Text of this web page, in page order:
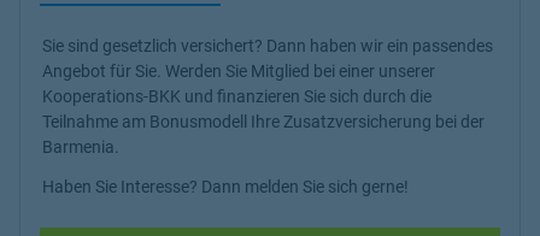
Sie sind gesetzlich versichert? Dann haben wir ein passendes
Angebot für Sie. Werden Sie Mitglied bei einer unserer
Kooperations-BKK und finanzieren Sie sich durch die
Teilnahme am Bonusmodell Ihre Zusatzversicherung bei der
Barmenia.
Haben Sie Interesse? Dann melden Sie sich gerne!